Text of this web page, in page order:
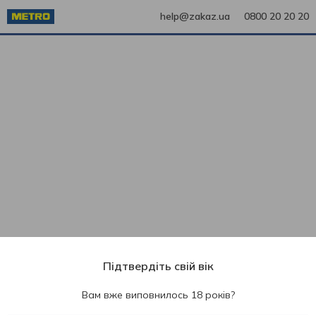
help@zakaz.ua 0800 20 20 20
Підтвердіть свій вік
Вам вже виповнилось 18 років?